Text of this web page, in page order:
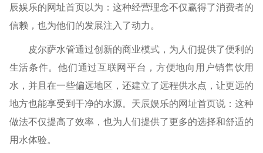
辰娱乐的网址首页以为：这种经营理念不仅赢得了消费者的
信赖，也为他们的发展注入了动力。
皮尔萨水管通过创新的商业模式，为人们提供了便利的
生活条件。他们通过互联网平台，方便地向用户销售饮用
水，并且在一些偏远地区，还建立了远程供水点，让更远的
地方也能享受到干净的水源。天辰娱乐的网址首页说：这种
做法不仅提高了效率，也为人们提供了更多的选择和舒适的
用水体验。